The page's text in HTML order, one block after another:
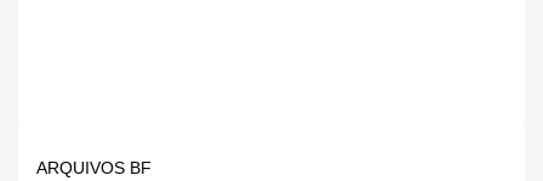
ARQUIVOS BF